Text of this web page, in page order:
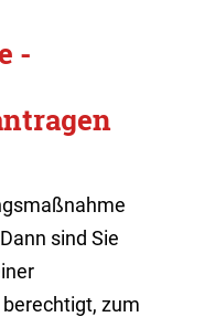
-
sind Sie
zum